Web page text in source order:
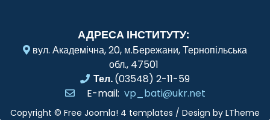
АДРЕСА ІНСТИТУТУ:
вул. Академічна, 20, м.Бережани, Тернопільська
обл., 47501
Тел.(03548) 2-11-59
E-mail: vp_bati@ukr.net
Copyright © Free Joomla! 4 templates / Design by LTheme